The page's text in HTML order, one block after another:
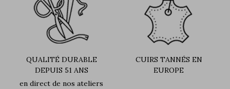
QUALITÉ DURABLE
DEPUIS 51 ANS
en direct de nos ateliers
CUIRS TANNÉS EN
EUROPE